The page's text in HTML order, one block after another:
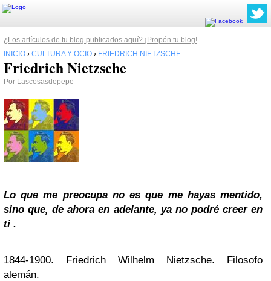
¿Los artículos de tu blog publicados aquí? ¡Propón tu blog!
INICIO › CULTURA Y OCIO › FRIEDRICH NIETZSCHE
Friedrich Nietzsche
Por Lascosasdepepe
Lo que me preocupa no es que me hayas mentido,
sino que, de ahora en adelante, ya no podré creer en
ti .
1844-1900. Friedrich Wilhelm Nietzsche. Filosofo
alemán.